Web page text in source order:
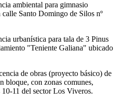
ambiental para gimnasio
Santo Domingo de Silos nº
urbanística para tala de 3 Pinus
"Teniente Galiana" ubicado
de obras (proyecto básico) de
bloque, con zonas comunes,
10-11 del sector Los Viveros.